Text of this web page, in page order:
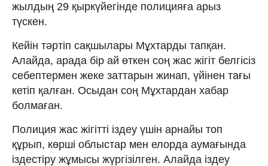
жылдың 29 қыркүйегінде полицияға арыз
түскен.
Кейін тәртіп сақшылары Мұхтарды тапқан.
Алайда, арада бір ай өткен соң жас жігіт белгісіз
себептермен жеке заттарын жинап, үйінен тағы
кетіп қалған. Осыдан соң Мұхтардан хабар
болмаған.
Полиция жас жігітті іздеу үшін арнайы топ
құрып, көрші облыстар мен елорда аумағында
іздестіру жұмысы жүргізілген. Алайда іздеу